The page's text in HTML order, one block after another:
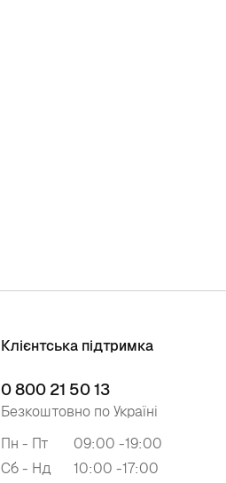
Клієнтська підтримка
0 800 21 50 13
Безкоштовно по Україні
Пн - Пт
09:00 -19:00
Сб - Нд
10:00 -17:00